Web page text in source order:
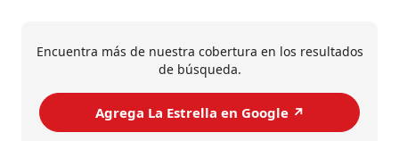
Encuentra más de nuestra cobertura en los resultados
de búsqueda.
Agrega La Estrella en Google ↗️